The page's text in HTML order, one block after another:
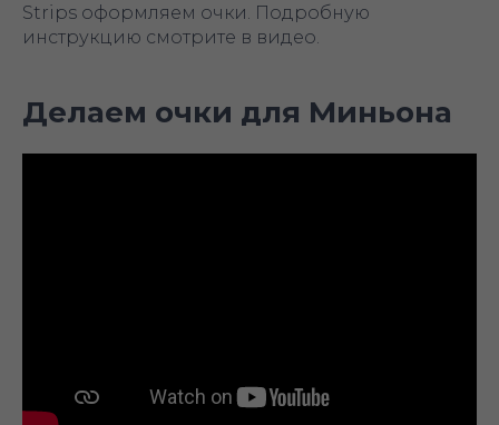
Strips оформляем очки. Подробную
инструкцию смотрите в видео.
Делаем очки для Миньона